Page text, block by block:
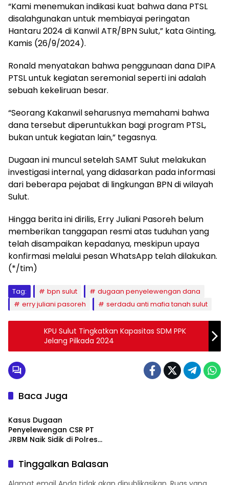
“Kami menemukan indikasi kuat bahwa dana PTSL
disalahgunakan untuk membiayai peringatan
Hantaru 2024 di Kanwil ATR/BPN Sulut,” kata Ginting,
Kamis (26/9/2024).
Ronald menyatakan bahwa penggunaan dana DIPA
PTSL untuk kegiatan seremonial seperti ini adalah
sebuah kekeliruan besar.
“Seorang Kakanwil seharusnya memahami bahwa
dana tersebut diperuntukkan bagi program PTSL,
bukan untuk kegiatan lain,” tegasnya.
Dugaan ini muncul setelah SAMT Sulut melakukan
investigasi internal, yang didasarkan pada informasi
dari beberapa pejabat di lingkungan BPN di wilayah
Sulut.
Hingga berita ini dirilis, Erry Juliani Pasoreh belum
memberikan tanggapan resmi atas tuduhan yang
telah disampaikan kepadanya, meskipun upaya
konfirmasi melalui pesan WhatsApp telah dilakukan.
(*/tim)
Tag: bpn sulut
dugaan penyelewengan dana
erry juliani pasoreh
serdadu anti mafia tanah sulut
KPU Sulut Tingkatkan Kapasitas SDM PPK
Jelang Pilkada 2024
Baca Juga
Hukum & Kriminal
Kasus Dugaan
Penyelewengan CSR PT
JRBM Naik Sidik di Polres
Tinggalkan Balasan